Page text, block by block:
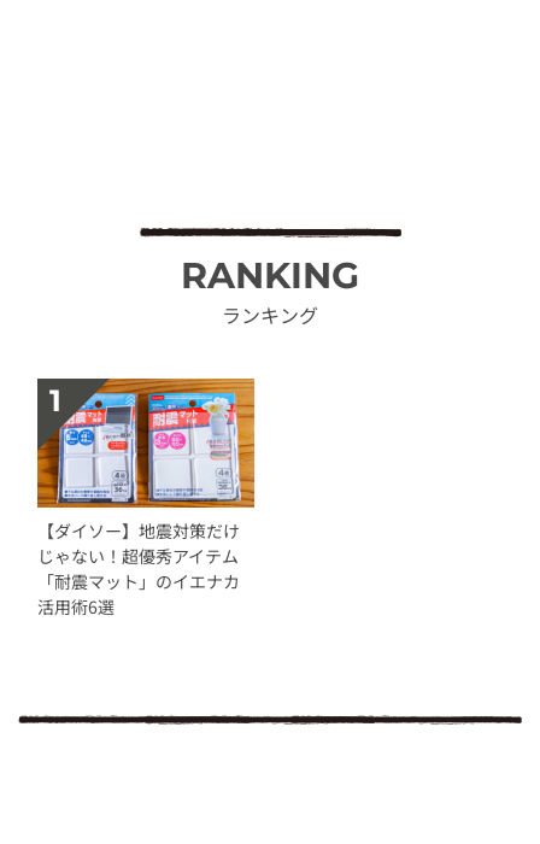
RANKING
ランキング
【ダイソー】地震対策だけ
じゃない！超優秀アイテム
「耐震マット」のイエナカ
活用術6選